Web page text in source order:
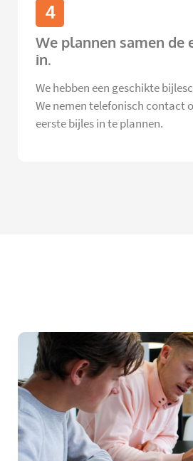
4
We plannen samen de
in.
We hebben een geschikte
We nemen telefonisch contact
eerste bijles in te plannen.